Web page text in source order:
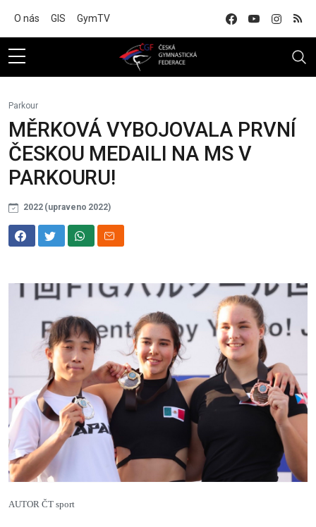
O nás GIS GymTV
Parkour
MĚRKOVÁ VYBOJOVALA PRVNÍ
ČESKOU MEDAILI NA MS V
PARKOURU!
2022 (upraveno 2022)
AUTOR ČT sport